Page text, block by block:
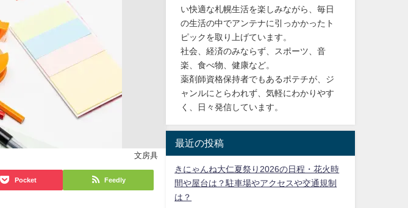
文房具
Pocket Feedly
い快適な札幌生活を楽しみながら、毎日
の生活の中でアンテナに引っかかったト
ピックを取り上げています。
社会、経済のみならず、スポーツ、音
楽、食べ物、健康など。
薬剤師資格保持者でもあるポテチが、ジ
ャンルにとらわれず、気軽にわかりやす
く、日々発信しています。
最近の投稿
きにゃんね大仁夏祭り2026の日程・花火時
間や屋台は？駐車場やアクセスや交通規制
は？